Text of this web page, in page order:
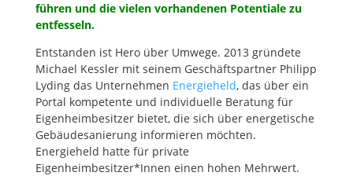
führen und die vielen vorhandenen Potentiale zu
entfesseln.
Entstanden ist Hero über Umwege. 2013 gründete
Michael Kessler mit seinem Geschäftspartner Philipp
Lyding das Unternehmen Energieheld, das über ein
Portal kompetente und individuelle Beratung für
Eigenheimbesitzer bietet, die sich über energetische
Gebäudesanierung informieren möchten.
Energieheld hatte für private
Eigenheimbesitzer*Innen einen hohen Mehrwert.